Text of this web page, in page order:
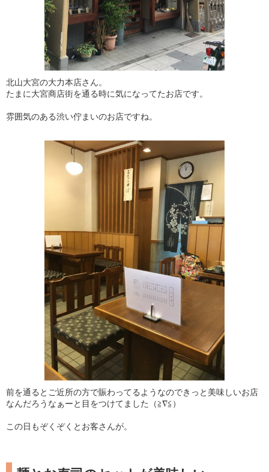
北山大宮の大力本店さん。
たまに大宮商店街を通る時に気になってたお店です。
雰囲気のある渋い佇まいのお店ですね。
前を通るとご近所の方で賑わってるようなのできっと美味しいお店
なんだろうなぁーと目をつけてました（≧∇≦）
この日もぞくぞくとお客さんが。